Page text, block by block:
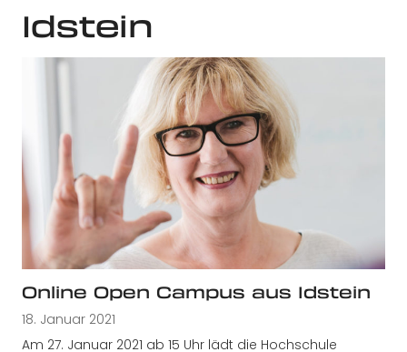
Idstein
Online Open Campus aus Idstein
18. Januar 2021
Am 27. Januar 2021 ab 15 Uhr lädt die Hochschule